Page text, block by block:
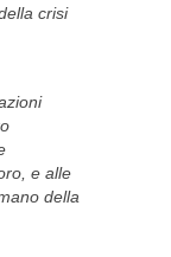
crisi
e alle
della